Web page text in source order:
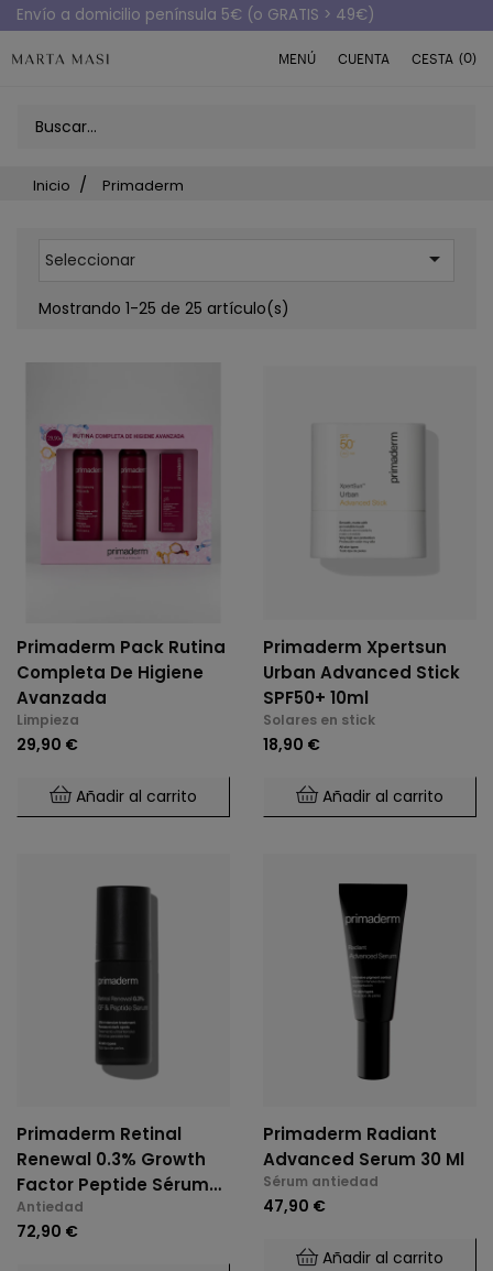
Envío a domicilio península 5€ (o GRATIS > 49€)
MENÚ CUENTA CESTA (0)
Inicio Primaderm
Seleccionar 
Mostrando 1-25 de 25 artículo(s)
Primaderm Pack Rutina
Completa De Higiene
Avanzada
Limpieza
29,90 €
Añadir al carrito
Primaderm Xpertsun
Urban Advanced Stick
SPF50+ 10ml
Solares en stick
18,90 €
Añadir al carrito
Primaderm Retinal
Renewal 0.3% Growth
Factor Peptide Sérum
30 Ml
Antiedad
72,90 €
Primaderm Radiant
Advanced Serum 30 Ml
Sérum antiedad
47,90 €
Añadir al carrito